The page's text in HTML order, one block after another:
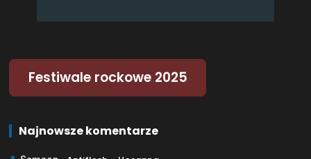
Festiwale rockowe 2025
Najnowsze komentarze